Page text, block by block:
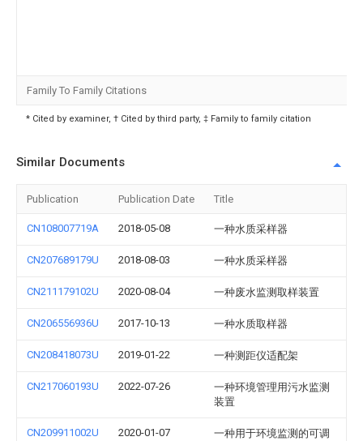
Family To Family Citations
* Cited by examiner, † Cited by third party, ‡ Family to family citation
Similar Documents
Publication Publication Date Title
CN108007719A 2018-05-08 一种水质采样器
CN207689179U 2018-08-03 一种水质采样器
CN211179102U 2020-08-04 一种废水监测取样装置
CN206556936U 2017-10-13 一种水质取样器
CN208418073U 2019-01-22 一种测距仪适配架
CN217060193U 2022-07-26
一种环境管理用污水监测
装置
CN209911002U 2020-01-07
一种用于环境监测的可调